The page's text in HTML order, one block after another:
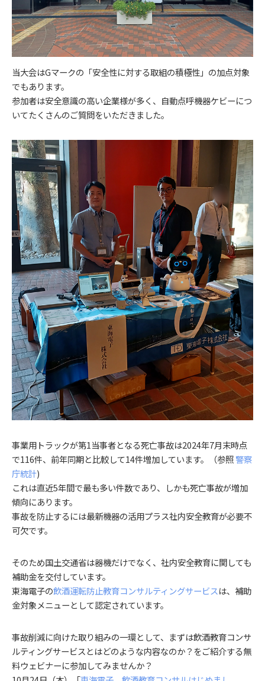
当大会はGマークの「安全性に対する取組の積極性」の加点対象
でもあります。
参加者は安全意識の高い企業様が多く、自動点呼機器ケビーにつ
いてたくさんのご質問をいただきました。
事業用トラックが第1当事者となる死亡事故は2024年7月末時点
で116件、前年同期と比較して14件増加しています。（参照警察
庁統計)
これは直近5年間で最も多い件数であり、しかも死亡事故が増加
傾向にあります。
事故を防止するには最新機器の活用プラス社内安全教育が必要不
可欠です。
そのため国土交通省は器機だけでなく、社内安全教育に関しても
補助金を交付しています。
東海電子の飲酒運転防止教育コンサルティングサービスは、補助
金対象メニューとして認定されています。
事故削減に向けた取り組みの一環として、まずは飲酒教育コンサ
ルティングサービスとはどのような内容なのか？をご紹介する無
料ウェビナーに参加してみませんか？